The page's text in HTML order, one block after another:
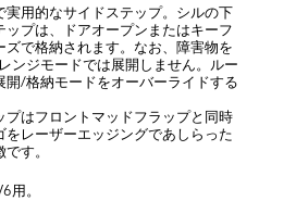
用的なサイドステップ。シルの下
プは、ドアオープンまたはキーフ
で格納されます。なお、障害物を
ンジモードでは展開しません。ルー
/格納モードをオーバーライドする
はフロントマッドフラップと同時
レーザーエッジングであしらった
す。
。